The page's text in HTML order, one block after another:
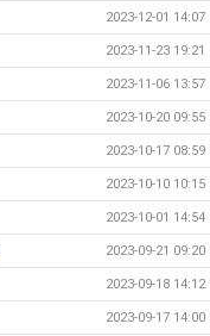
2023-12-01 14:07
2023-11-23 19:21
2023-11-06 13:57
2023-10-20 09:55
2023-10-17 08:59
2023-10-10 10:15
2023-10-01 14:54
2023-09-21 09:20
2023-09-18 14:12
2023-09-17 14:00